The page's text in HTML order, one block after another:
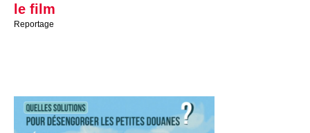
le film
Reportage